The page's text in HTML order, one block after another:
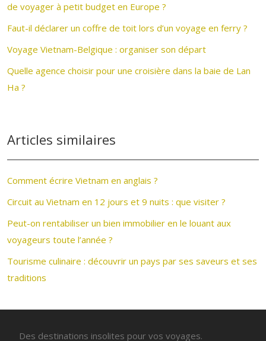
de voyager à petit budget en Europe ?
Faut-il déclarer un coffre de toit lors d’un voyage en ferry ?
Voyage Vietnam-Belgique : organiser son départ
Quelle agence choisir pour une croisière dans la baie de Lan
Ha ?
Articles similaires
Comment écrire Vietnam en anglais ?
Circuit au Vietnam en 12 jours et 9 nuits : que visiter ?
Peut-on rentabiliser un bien immobilier en le louant aux
voyageurs toute l’année ?
Tourisme culinaire : découvrir un pays par ses saveurs et ses
traditions
Des destinations insolites pour vos voyages.